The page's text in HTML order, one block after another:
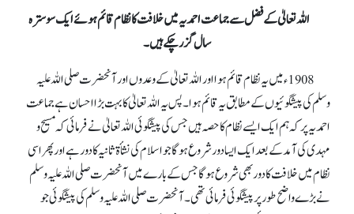
اللہ تعالیٰ کے فضل سے جماعت احمدیہ میں خلافت کا نظام قائم ہوئے ایک سو سترہ
سال گزر چکے ہیں۔
1908ء میں یہ نظام قائم ہوا اور اللہ تعالیٰ کے وعدوں اور آنحضرت صلی اللہ علیہ
وسلم کی پیشگوئیوں کے مطابق یہ قائم ہوا۔ پس یہ اللہ تعالیٰ کا بہت بڑا احسان ہے جماعت
احمدیہ پر کہ ہم ایک ایسے نظام کا حصہ ہیں جس کی پیشگوئی اللہ تعالیٰ نے فرمائی کہ مسیح و
مہدی کی آمد کے بعد ایک ایسا دور شروع ہو گا جو اسلام کی نشأة ثانیہ کا دور ہے اور پھر اسی
نظام میں خلافت کا دور بھی شروع ہو گا جس کے بارے میں آنحضرت صلی اللہ علیہ وسلم
نے بڑے واضح طور پر پیشگوئی فرمائی تھی۔ آنحضرت صلی اللہ علیہ وسلم کی پیشگوئی جو